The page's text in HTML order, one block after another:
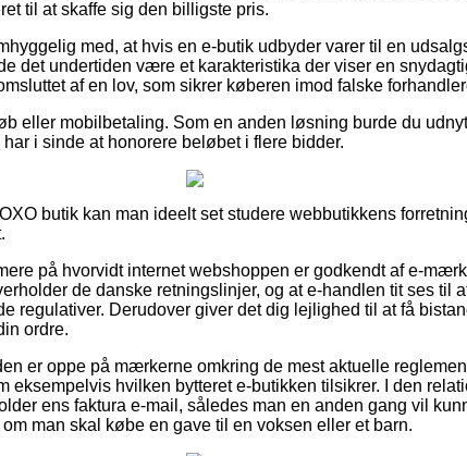
til at skaffe sig den billigste pris.
med, at hvis en e-butik udbyder varer til en
det undertiden være et karakteristika der viser en
af en lov, som sikrer køberen imod falske
eller mobilbetaling. Som en anden løsning burde du
i sinde at honorere beløbet i flere bidder.
butik kan man ideelt set studere webbutikkens
på hvorvidt internet webshoppen er godkendt af e-
de danske retningslinjer, og at e-handlen tit ses til
regulativer. Derudover giver det dig lejlighed til at få
ordre.
er oppe på mærkerne omkring de mest aktuelle
eksempelvis hvilken bytteret e-butikken tilsikrer. I den
ens faktura e-mail, således man en anden gang vil
man skal købe en gave til en voksen eller et barn.